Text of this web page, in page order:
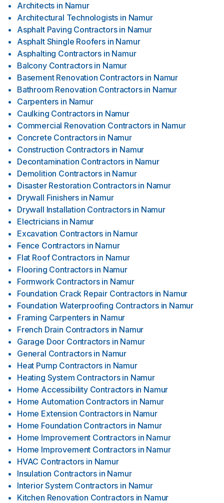
Architects in Namur
Architectural Technologists in Namur
Asphalt Paving Contractors in Namur
Asphalt Shingle Roofers in Namur
Asphalting Contractors in Namur
Balcony Contractors in Namur
Basement Renovation Contractors in Namur
Bathroom Renovation Contractors in Namur
Carpenters in Namur
Caulking Contractors in Namur
Commercial Renovation Contractors in Namur
Concrete Contractors in Namur
Construction Contractors in Namur
Decontamination Contractors in Namur
Demolition Contractors in Namur
Disaster Restoration Contractors in Namur
Drywall Finishers in Namur
Drywall Installation Contractors in Namur
Electricians in Namur
Excavation Contractors in Namur
Fence Contractors in Namur
Flat Roof Contractors in Namur
Flooring Contractors in Namur
Formwork Contractors in Namur
Foundation Crack Repair Contractors in Namur
Foundation Waterproofing Contractors in Namur
Framing Carpenters in Namur
French Drain Contractors in Namur
Garage Door Contractors in Namur
General Contractors in Namur
Heat Pump Contractors in Namur
Heating System Contractors in Namur
Home Accessibility Contractors in Namur
Home Automation Contractors in Namur
Home Extension Contractors in Namur
Home Foundation Contractors in Namur
Home Improvement Contractors in Namur
Home Improvement Contractors in Namur
HVAC Contractors in Namur
Insulation Contractors in Namur
Interior System Contractors in Namur
Kitchen Renovation Contractors in Namur